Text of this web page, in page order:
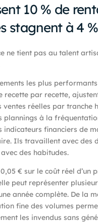
10 % de
stagnent à 4 %
ne tient pas au talent
les plus
recette par recette,
ventes réelles par tranche
plannings à la
indicateurs financiers de
Ils travaillent avec des
des habitudes.
€ sur le coût réel d’un
peut représenter
année complète. De la
fine des volumes
les invendus sans